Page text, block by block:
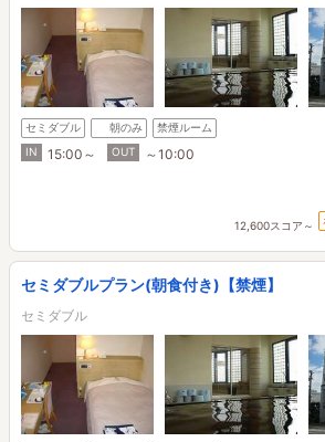
セミダブル 朝のみ
禁煙ルーム
IN
15:00～ OUT ～10:00
12,600スコア～
セミダブルプラン(朝食付き)【禁煙】
セミダブル